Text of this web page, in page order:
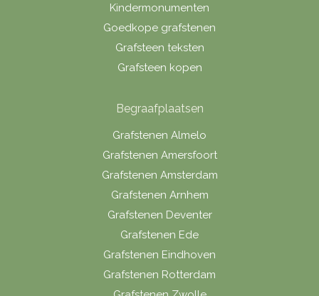
Kindermonumenten
Goedkope grafstenen
Grafsteen teksten
Grafsteen kopen
Begraafplaatsen
Grafstenen Almelo
Grafstenen Amersfoort
Grafstenen Amsterdam
Grafstenen Arnhem
Grafstenen Deventer
Grafstenen Ede
Grafstenen Eindhoven
Grafstenen Rotterdam